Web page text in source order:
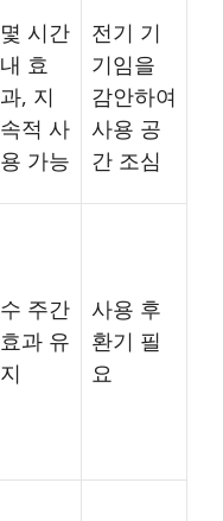
몇 시간
내 효
과, 지
속적 사
용 가능
전기 기
기임을
감안하여
사용 공
간 조심
수 주간
효과 유
지
사용 후
환기 필
요